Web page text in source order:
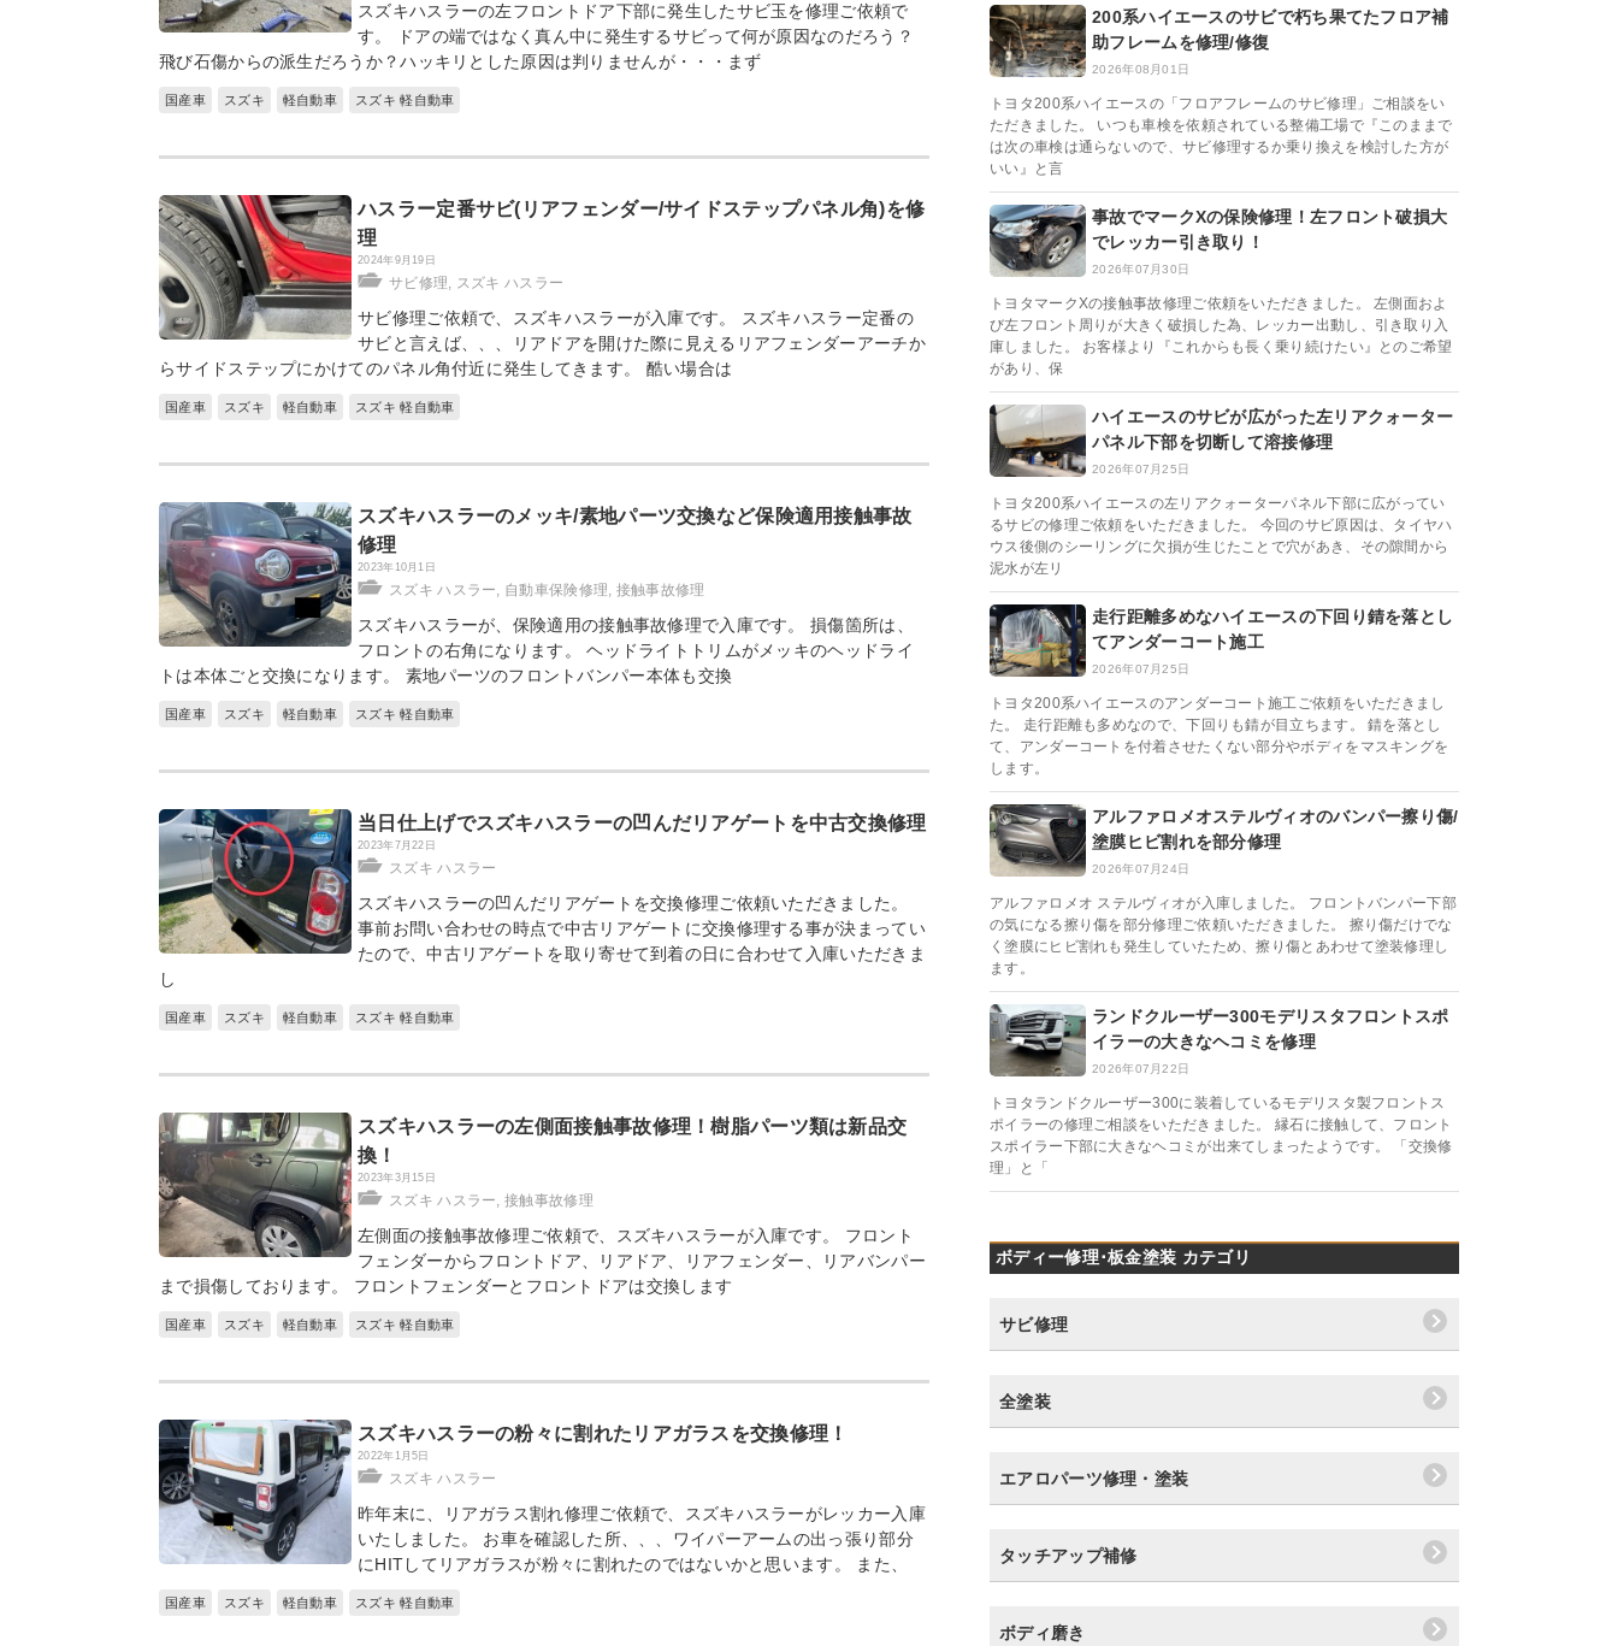
スズキハスラーの左フロントドア下部に発生したサビ玉を修理ご依頼で
す。 ドアの端ではなく真ん中に発生するサビって何が原因なのだろう？
飛び石傷からの派生だろうか？ハッキリとした原因は判りませんが・・・まず
国産車 スズキ 軽自動車 スズキ 軽自動車
ハスラー定番サビ(リアフェンダー/サイドステップパネル角)を修
理
2024年9月19日
サビ修理, スズキ ハスラー
サビ修理ご依頼で、スズキハスラーが入庫です。 スズキハスラー定番の
サビと言えば、、、リアドアを開けた際に見えるリアフェンダーアーチか
らサイドステップにかけてのパネル角付近に発生してきます。 酷い場合は
国産車 スズキ 軽自動車 スズキ 軽自動車
スズキハスラーのメッキ/素地パーツ交換など保険適用接触事故
修理
2023年10月1日
スズキ ハスラー, 自動車保険修理, 接触事故修理
スズキハスラーが、保険適用の接触事故修理で入庫です。 損傷箇所は、
フロントの右角になります。 ヘッドライトトリムがメッキのヘッドライ
トは本体ごと交換になります。 素地パーツのフロントバンパー本体も交換
国産車 スズキ 軽自動車 スズキ 軽自動車
当日仕上げでスズキハスラーの凹んだリアゲートを中古交換修理
2023年7月22日
スズキ ハスラー
スズキハスラーの凹んだリアゲートを交換修理ご依頼いただきました。
事前お問い合わせの時点で中古リアゲートに交換修理する事が決まってい
たので、中古リアゲートを取り寄せて到着の日に合わせて入庫いただきま
し
国産車 スズキ 軽自動車 スズキ 軽自動車
スズキハスラーの左側面接触事故修理！樹脂パーツ類は新品交
換！
2023年3月15日
スズキ ハスラー,接触事故修理
左側面の接触事故修理ご依頼で、スズキハスラーが入庫です。 フロント
フェンダーからフロントドア、リアドア、リアフェンダー、リアバンパー
まで損傷しております。 フロントフェンダーとフロントドアは交換します
国産車 スズキ 軽自動車 スズキ 軽自動車
スズキハスラーの粉々に割れたリアガラスを交換修理！
2022年1月5日
スズキ ハスラー
昨年末に、リアガラス割れ修理ご依頼で、スズキハスラーがレッカー入庫
いたしました。 お車を確認した所、、、ワイパーアームの出っ張り部分
にHITしてリアガラスが粉々に割れたのではないかと思います。 また、
国産車 スズキ 軽自動車 スズキ 軽自動車
200系ハイエースのサビで朽ち果てたフロア補
助フレームを修理/修復
2026年08月01日
トヨタ200系ハイエースの「フロアフレームのサビ修理」ご相談をい
ただきました。 いつも車検を依頼されている整備工場で『このままで
は次の車検は通らないので、サビ修理するか乗り換えを検討した方が
いい』と言
事故でマークXの保険修理！左フロント破損大
でレッカー引き取り！
2026年07月30日
トヨタマークXの接触事故修理ご依頼をいただきました。 左側面およ
び左フロント周りが大きく破損した為、レッカー出動し、引き取り入
庫しました。 お客様より『これからも長く乗り続けたい』とのご希望
があり、保
ハイエースのサビが広がった左リアクォーター
パネル下部を切断して溶接修理
2026年07月25日
トヨタ200系ハイエースの左リアクォーターパネル下部に広がってい
るサビの修理ご依頼をいただきました。 今回のサビ原因は、タイヤハ
ウス後側のシーリングに欠損が生じたことで穴があき、その隙間から
泥水が左リ
走行距離多めなハイエースの下回り錆を落とし
てアンダーコート施工
2026年07月25日
トヨタ200系ハイエースのアンダーコート施工ご依頼をいただきまし
た。 走行距離も多めなので、下回りも錆が目立ちます。 錆を落とし
て、アンダーコートを付着させたくない部分やボディをマスキングを
します。
アルファロメオステルヴィオのバンパー擦り傷/
塗膜ヒビ割れを部分修理
2026年07月24日
アルファロメオ ステルヴィオが入庫しました。 フロントバンパー下部
の気になる擦り傷を部分修理ご依頼いただきました。 擦り傷だけでな
く塗膜にヒビ割れも発生していたため、擦り傷とあわせて塗装修理し
ます。
ランドクルーザー300モデリスタフロントスポ
イラーの大きなヘコミを修理
2026年07月22日
トヨタランドクルーザー300に装着しているモデリスタ製フロントス
ポイラーの修理ご相談をいただきました。 縁石に接触して、フロント
スポイラー下部に大きなヘコミが出来てしまったようです。 「交換修
理」と「
ボディー修理･板金塗装 カテゴリ
サビ修理
全塗装
エアロパーツ修理・塗装
タッチアップ補修
ボディ磨き